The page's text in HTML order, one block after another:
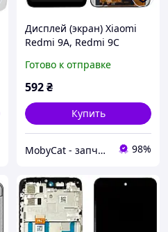
Дисплей (экран) Xiaomi
Redmi 9A, Redmi 9C
(оригинал Китай)
Готово к отправке
592₴
Купить
MobyCat - запчасти для мобильных телефонов и планшетов 98%